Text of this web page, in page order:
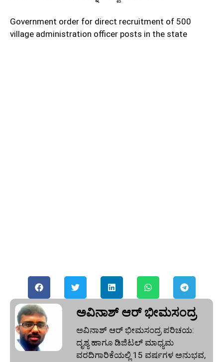
Government order for direct recruitment of 500
village administration officer posts in the state
ಅವಿನಾಶ್‌ ಆರ್‌ ಭೀಮಸಂದ್ರ
ಅವಿನಾಶ್‌ ಆರ್‌ ಭೀಮಸಂದ್ರ ಪರಿಚಯ:
ದೃಶ್ಯ ಹಾಗೂ ಡಿಜಿಟಲ್ ಮಾಧ್ಯಮ
ವರದಿಗಾರಿಕೆಯಲ್ಲಿ 15 ವರ್ಷಗಳ ಅನುಭವ,